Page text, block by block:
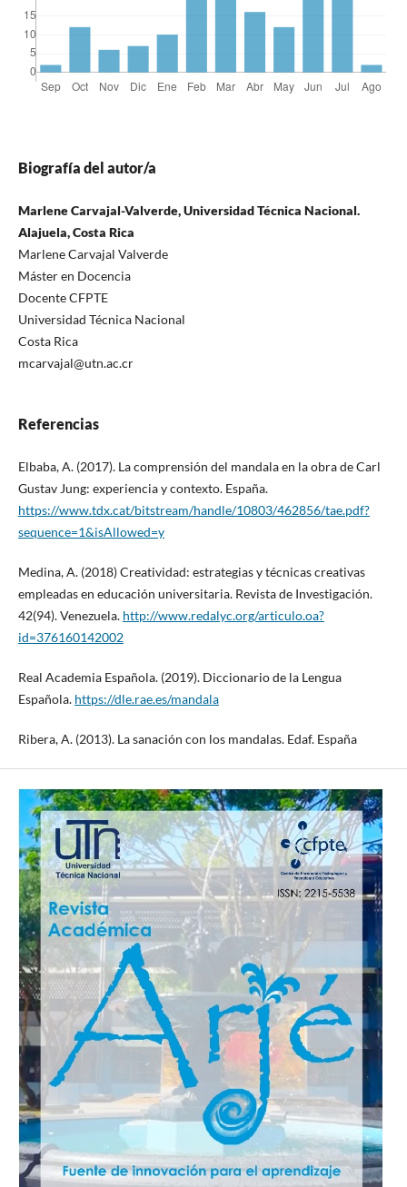
Biografía del autor/a
Marlene Carvajal-Valverde, Universidad Técnica Nacional.
Alajuela, Costa Rica
Marlene Carvajal Valverde
Máster en Docencia
Docente CFPTE
Universidad Técnica Nacional
Costa Rica
mcarvajal@utn.ac.cr
Referencias
Elbaba, A. (2017). La comprensión del mandala en la obra de Carl
Gustav Jung: experiencia y contexto. España.
https://www.tdx.cat/bitstream/handle/10803/462856/tae.pdf?
sequence=1&isAllowed=y
Medina, A. (2018) Creatividad: estrategias y técnicas creativas
empleadas en educación universitaria. Revista de Investigación.
42(94). Venezuela. http://www.redalyc.org/articulo.oa?
id=376160142002
Real Academia Española. (2019). Diccionario de la Lengua
Española. https://dle.rae.es/mandala
Ribera, A. (2013). La sanación con los mandalas. Edaf. España